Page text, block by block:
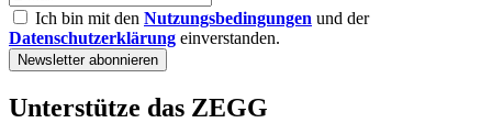
Ich bin mit den Nutzungsbedingungen und der
Datenschutzerklärung einverstanden.
Unterstütze das ZEGG